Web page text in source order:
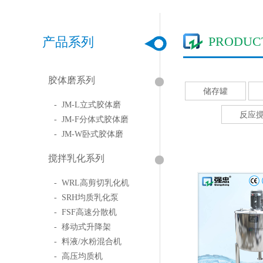
产品系列
胶体磨系列
- JM-L立式胶体磨
- JM-F分体式胶体磨
- JM-W卧式胶体磨
搅拌乳化系列
- WRL高剪切乳化机
- SRH均质乳化泵
- FSF高速分散机
- 移动式升降架
- 料液/水粉混合机
- 高压均质机
储存罐
反应